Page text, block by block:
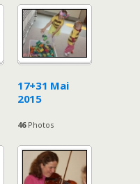
17+31 Mai
2015
46Photos